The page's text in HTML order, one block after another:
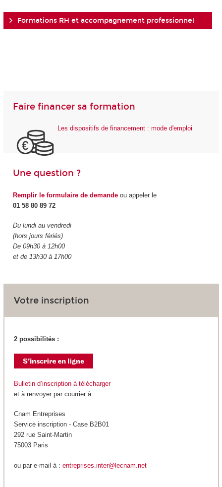
Formations RH et accompagnement professionnel
Faire financer sa formation
Les dispositifs de financement : mode d'emploi
Une question ?
Remplir le formulaire de demandeou appeler le
01 58 80 89 72
Du lundi au vendredi
(hors jours fériés)
De 09h30 à 12h00
et de 13h30 à 17h00
Votre inscription
2 possibilités :
Bulletin d’inscription à télécharger
et à renvoyer par courrier à :
Cnam Entreprises
Service inscription - Case B2B01
292 rue Saint-Martin
75003 Paris
ou par e-mail à : entreprises.inter@lecnam.net